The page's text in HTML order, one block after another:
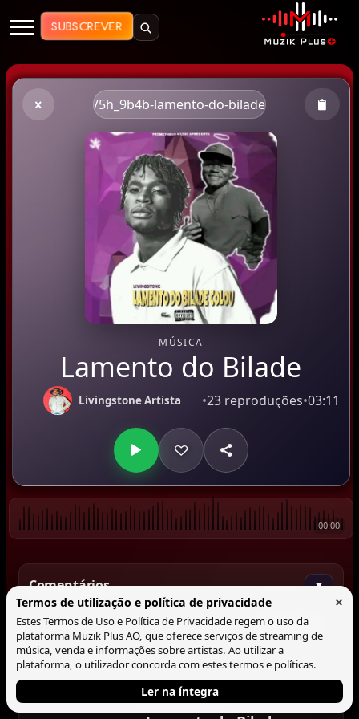
Muzik Plus AO - Streaming de
SUBSCREVER
/5h_9b4b-lamento-do-bilade
MÚSICA
Lamento do Bilade
Livingstone Artista •23 reproduções•03:11
00:00
Comentários ▼
Comentar
Tocando agora
Termos de utilização e política de privacidade ×
Estes Termos de Uso e Política de Privacidade regem o uso da
plataforma Muzik Plus AO, que oferece serviços de streaming de
música, venda e informações sobre artistas. Ao utilizar a
plataforma, o utilizador concorda com estes termos e políticas.
Ler na íntegra